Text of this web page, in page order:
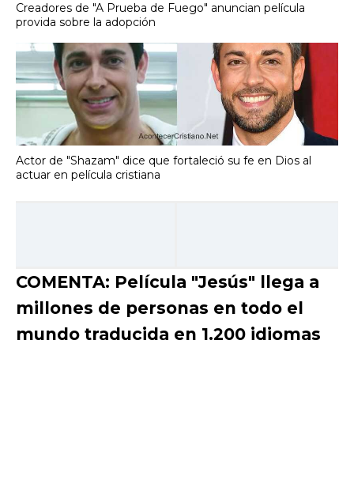
Creadores de "A Prueba de Fuego" anuncian película
provida sobre la adopción
Actor de "Shazam" dice que fortaleció su fe en Dios al
actuar en película cristiana
COMENTA: Película "Jesús" llega a
millones de personas en todo el
mundo traducida en 1.200 idiomas